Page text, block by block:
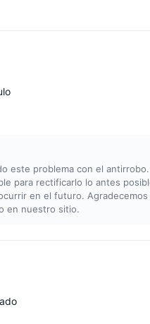
este problema con el
para rectificarlo lo antes
en el futuro.
en nuestro sitio.